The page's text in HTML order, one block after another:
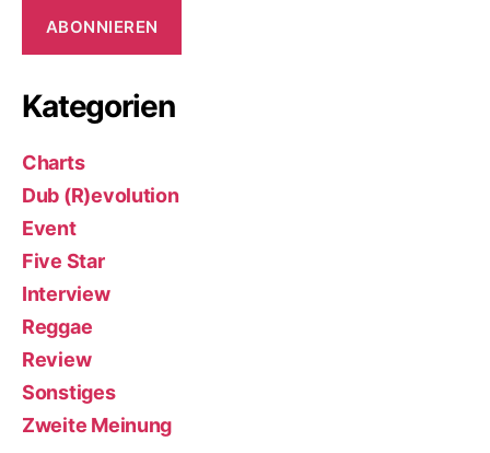
ABONNIEREN
Kategorien
Charts
Dub (R)evolution
Event
Five Star
Interview
Reggae
Review
Sonstiges
Zweite Meinung